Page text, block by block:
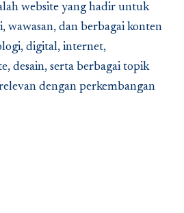
website yang hadir untuk
wawasan, dan berbagai konten
digital, internet,
desain, serta berbagai topik
dengan perkembangan